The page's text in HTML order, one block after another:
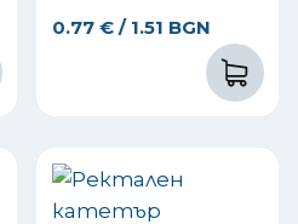
0.77 € / 1.51 BGN